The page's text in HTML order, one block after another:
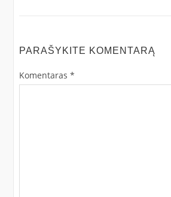
PARAŠYKITE KOMENTARĄ
Komentaras *